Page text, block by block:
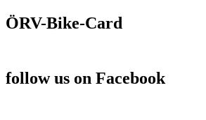
ÖRV-Bike-Card
follow us on Facebook